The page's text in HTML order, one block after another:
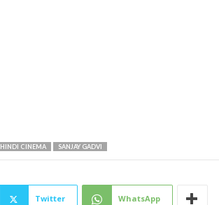
HINDI CINEMA SANJAY GADVI
Twitter WhatsApp